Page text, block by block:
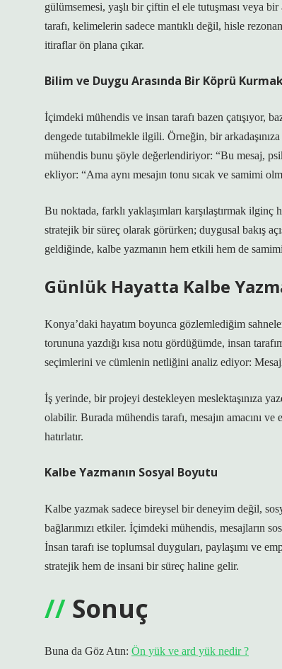
gülümsemesi, yaşlı bir çiftin el ele tutuşması veya
tarafı, kelimelerin sadece mantıklı değil, hisle
itiraflar ön plana çıkar.
Bilim ve Duygu Arasında Bir Köprü
İçimdeki mühendis ve insan tarafı bazen çatışıyor,
dengede tutabilmekle ilgili. Örneğin, bir
mühendis bunu şöyle değerlendiriyor: “Bu mesaj,
ekliyor: “Ama aynı mesajın tonu sıcak ve samimi
Bu noktada, farklı yaklaşımları karşılaştırmak
stratejik bir süreç olarak görürken; duygusal bakış
geldiğinde, kalbe yazmanın hem etkili hem de
Günlük Hayatta Kalbe
Konya’daki hayatım boyunca gözlemlediğim
torununa yazdığı kısa notu gördüğümde, insan
seçimlerini ve cümlenin netliğini analiz ediyor:
İş yerinde, bir projeyi destekleyen meslektaşınıza
olabilir. Burada mühendis tarafı, mesajın amacını
hatırlatır.
Kalbe Yazmanın Sosyal Boyutu
Kalbe yazmak sadece bireysel bir deneyim değil,
bağlarımızı etkiler. İçimdeki mühendis, mesajların
İnsan tarafı ise toplumsal duyguları, paylaşımı ve
stratejik hem de insani bir süreç haline gelir.
Sonuç
Buna da Göz Atın: Ön yük ve ard yük nedir ?